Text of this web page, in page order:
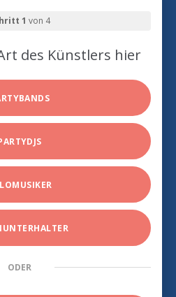
1 von 4
des Künstlers hier
ODER